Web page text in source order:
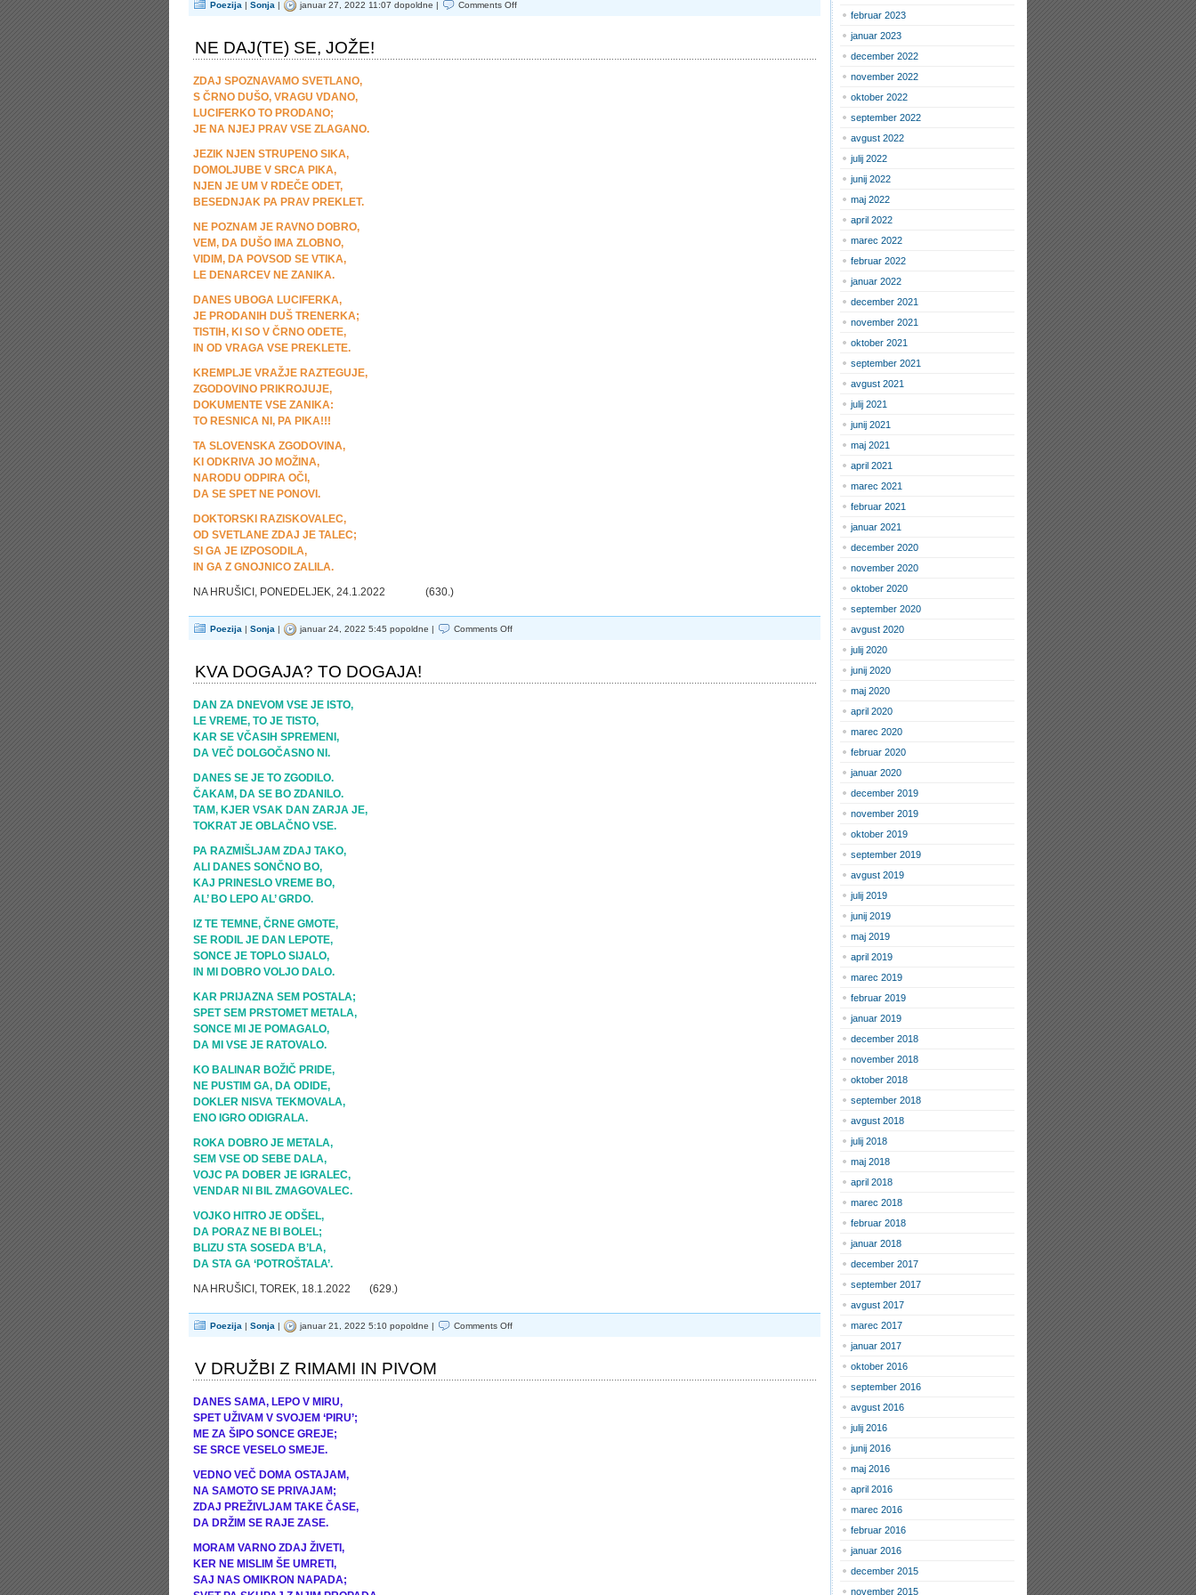
Poezija | Sonja | januar 27, 2022 11:07 dopoldne | Comments Offon
NE DAJ(TE) SE, JOŽE!
ZDAJ SPOZNAVAMO SVETLANO,
S ČRNO DUŠO, VRAGU VDANO,
LUCIFERKO TO PRODANO;
JE NA NJEJ PRAV VSE ZLAGANO.
JEZIK NJEN STRUPENO SIKA,
DOMOLJUBE V SRCA PIKA,
NJEN JE UM V RDEČE ODET,
BESEDNJAK PA PRAV PREKLET.
NE POZNAM JE RAVNO DOBRO,
VEM, DA DUŠO IMA ZLOBNO,
VIDIM, DA POVSOD SE VTIKA,
LE DENARCEV NE ZANIKA.
DANES UBOGA LUCIFERKA,
JE PRODANIH DUŠ TRENERKA;
TISTIH, KI SO V ČRNO ODETE,
IN OD VRAGA VSE PREKLETE.
KREMPLJE VRAŽJE RAZTEGUJE,
ZGODOVINO PRIKROJUJE,
DOKUMENTE VSE ZANIKA:
TO RESNICA NI, PA PIKA!!!
TA SLOVENSKA ZGODOVINA,
KI ODKRIVA JO MOŽINA,
NARODU ODPIRA OČI,
DA SE SPET NE PONOVI.
DOKTORSKI RAZISKOVALEC,
OD SVETLANE ZDAJ JE TALEC;
SI GA JE IZPOSODILA,
IN GA Z GNOJNICO ZALILA.
NA HRUŠICI, PONEDELJEK, 24.1.2022 (630.)
Poezija | Sonja | januar 24, 2022 5:45 popoldne | Comments Offon
KVA DOGAJA? TO DOGAJA!
DAN ZA DNEVOM VSE JE ISTO,
LE VREME, TO JE TISTO,
KAR SE VČASIH SPREMENI,
DA VEČ DOLGOČASNO NI.
DANES SE JE TO ZGODILO.
ČAKAM, DA SE BO ZDANILO.
TAM, KJER VSAK DAN ZARJA JE,
TOKRAT JE OBLAČNO VSE.
PA RAZMIŠLJAM ZDAJ TAKO,
ALI DANES SONČNO BO,
KAJ PRINESLO VREME BO,
AL’ BO LEPO AL’ GRDO.
IZ TE TEMNE, ČRNE GMOTE,
SE RODIL JE DAN LEPOTE,
SONCE JE TOPLO SIJALO,
IN MI DOBRO VOLJO DALO.
KAR PRIJAZNA SEM POSTALA;
SPET SEM PRSTOMET METALA,
SONCE MI JE POMAGALO,
DA MI VSE JE RATOVALO.
KO BALINAR BOŽIČ PRIDE,
NE PUSTIM GA, DA ODIDE,
DOKLER NISVA TEKMOVALA,
ENO IGRO ODIGRALA.
ROKA DOBRO JE METALA,
SEM VSE OD SEBE DALA,
VOJC PA DOBER JE IGRALEC,
VENDAR NI BIL ZMAGOVALEC.
VOJKO HITRO JE ODŠEL,
DA PORAZ NE BI BOLEL;
BLIZU STA SOSEDA B’LA,
DA STA GA ‘POTROŠTALA’.
NA HRUŠICI, TOREK, 18.1.2022 (629.)
Poezija | Sonja | januar 21, 2022 5:10 popoldne | Comments Offon
V DRUŽBI Z RIMAMI IN PIVOM
DANES SAMA, LEPO V MIRU,
SPET UŽIVAM V SVOJEM ‘PIRU’;
ME ZA ŠIPO SONCE GREJE;
SE SRCE VESELO SMEJE.
VEDNO VEČ DOMA OSTAJAM,
NA SAMOTO SE PRIVAJAM;
ZDAJ PREŽIVLJAM TAKE ČASE,
DA DRŽIM SE RAJE ZASE.
MORAM VARNO ZDAJ ŽIVETI,
KER NE MISLIM ŠE UMRETI,
SAJ NAS OMIKRON NAPADA;
februar 2023
januar 2023
december 2022
november 2022
oktober 2022
september 2022
avgust 2022
julij 2022
junij 2022
maj 2022
april 2022
marec 2022
februar 2022
januar 2022
december 2021
november 2021
oktober 2021
september 2021
avgust 2021
julij 2021
junij 2021
maj 2021
april 2021
marec 2021
februar 2021
januar 2021
december 2020
november 2020
oktober 2020
september 2020
avgust 2020
julij 2020
junij 2020
maj 2020
april 2020
marec 2020
februar 2020
januar 2020
december 2019
november 2019
oktober 2019
september 2019
avgust 2019
julij 2019
junij 2019
maj 2019
april 2019
marec 2019
februar 2019
januar 2019
december 2018
november 2018
oktober 2018
september 2018
avgust 2018
julij 2018
maj 2018
april 2018
marec 2018
februar 2018
januar 2018
december 2017
september 2017
avgust 2017
marec 2017
januar 2017
oktober 2016
september 2016
avgust 2016
julij 2016
junij 2016
maj 2016
april 2016
marec 2016
februar 2016
januar 2016
december 2015
november 2015